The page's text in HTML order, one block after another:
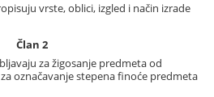
vrste, oblici, izgled i način izrade
Član 2
za žigosanje predmeta od
označavanje stepena finoće predmeta